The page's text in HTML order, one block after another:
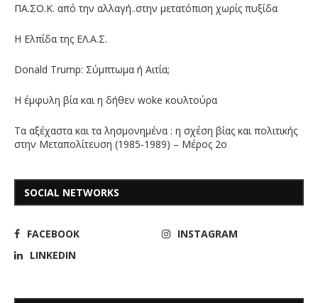
ΠΑ.ΣΟ.Κ. από την αλλαγή..στην μετατόπιση χωρίς πυξίδα
Η Ελπίδα της ΕΛ.Α.Σ.
Donald Trump: Σύμπτωμα ή Αιτία;
Η έμφυλη βία και η δήθεν woke κουλτούρα
Τα αξέχαστα και τα λησμονημένα : η σχέση βίας και πολιτικής
στην Μεταπολίτευση (1985-1989) – Μέρος 2ο
SOCIAL NETWORKS
FACEBOOK
INSTAGRAM
LINKEDIN